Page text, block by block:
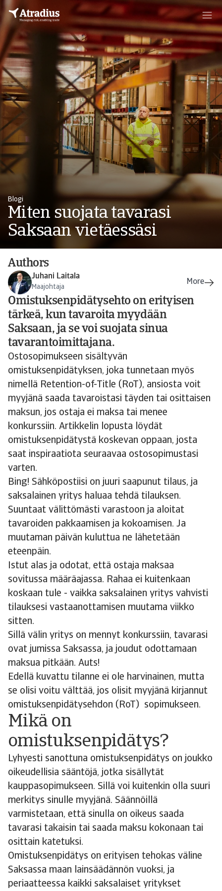
Blogi
Miten suojata tavarasi
Saksaan vietäessäsi
Authors
Juhani Laitala
Maajohtaja
Omistuksenpidätysehto on erityisen
tärkeä, kun tavaroita myydään
Saksaan, ja se voi suojata sinua
tavarantoimittajana.
Ostosopimukseen sisältyvän
omistuksenpidätyksen, joka tunnetaan myös
nimellä Retention-of-Title (RoT), ansiosta voit
myyjänä saada tavaroistasi täyden tai osittaisen
maksun, jos ostaja ei maksa tai menee
konkurssiin. Artikkelin lopusta löydät
omistuksenpidätystä koskevan oppaan, josta
saat inspiraatiota seuraavaa ostosopimustasi
varten.
Bing! Sähköpostiisi on juuri saapunut tilaus, ja
saksalainen yritys haluaa tehdä tilauksen.
Suuntaat välittömästi varastoon ja aloitat
tavaroiden pakkaamisen ja kokoamisen. Ja
muutaman päivän kuluttua ne lähetetään
eteenpäin.
Istut alas ja odotat, että ostaja maksaa
sovitussa määräajassa. Rahaa ei kuitenkaan
koskaan tule - vaikka saksalainen yritys vahvisti
tilauksesi vastaanottamisen muutama viikko
sitten.
Sillä välin yritys on mennyt konkurssiin, tavarasi
ovat jumissa Saksassa, ja joudut odottamaan
maksua pitkään. Auts!
Edellä kuvattu tilanne ei ole harvinainen, mutta
se olisi voitu välttää, jos olisit myyjänä kirjannut
omistuksenpidätysehdon (RoT) sopimukseen.
Mikä on
omistuksenpidätys?
Lyhyesti sanottuna omistuksenpidätys on joukko
oikeudellisia sääntöjä, jotka sisällytät
kauppasopimukseen. Sillä voi kuitenkin olla suuri
merkitys sinulle myyjänä. Säännöillä
varmistetaan, että sinulla on oikeus saada
tavarasi takaisin tai saada maksu kokonaan tai
osittain katetuksi.
Omistuksenpidätys on erityisen tehokas väline
Saksassa maan lainsäädännön vuoksi, ja
periaatteessa kaikki saksalaiset yritykset